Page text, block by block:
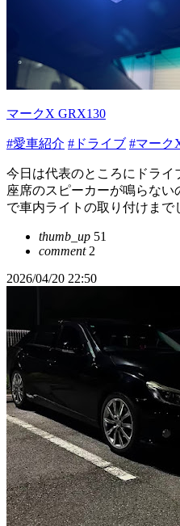
マークX GRX130
#愛車紹介 #ドライブ #マーク
今日は代表のところにドラ
座席のスピーカーが鳴らな
で車内ライトの取り付けまで
thumb_up 51
comment2
2026/04/20 22:50